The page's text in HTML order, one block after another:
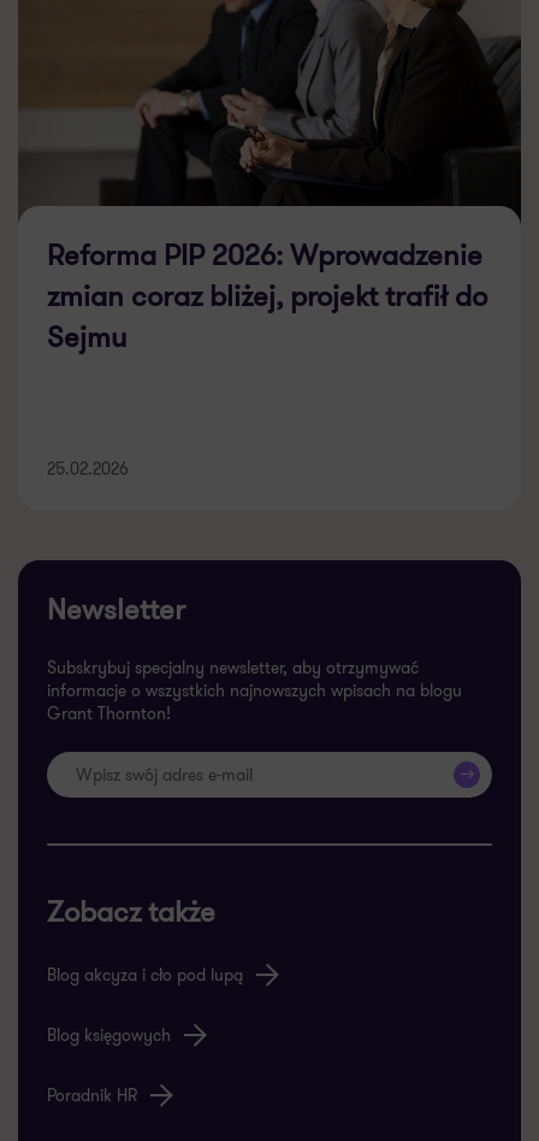
Reforma PIP 2026: Wprowadzenie
zmian coraz bliżej, projekt trafił do
Sejmu
25.02.2026
Newsletter
Subskrybuj specjalny newsletter, aby otrzymywać
informacje o wszystkich najnowszych wpisach na blogu
Grant Thornton!
>>
Zobacz także
Blog akcyza i cło pod lupą
Blog księgowych
Poradnik HR